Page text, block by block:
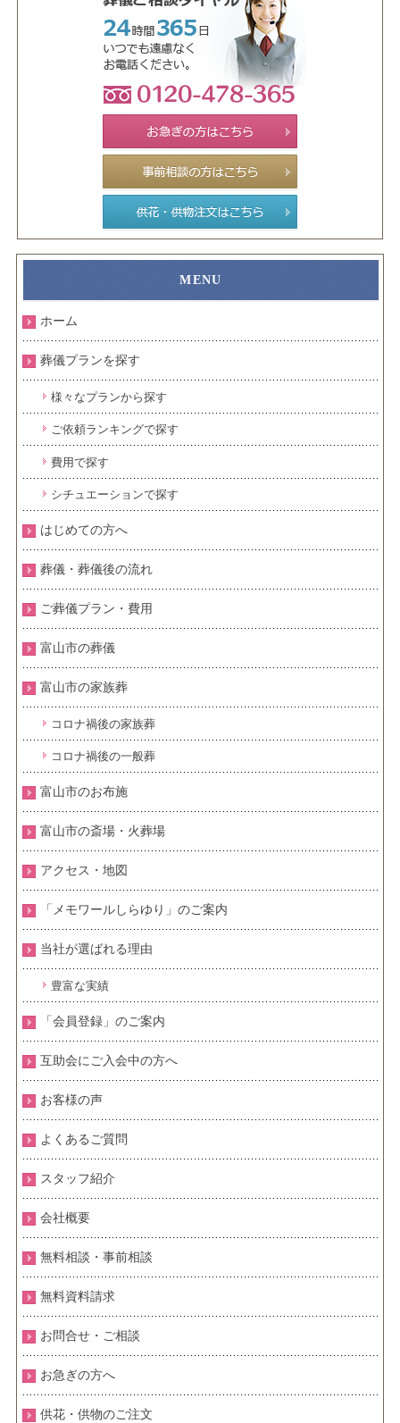
ホーム
葬儀プランを探す
様々なプランから探す
ご依頼ランキングで探す
費用で探す
シチュエーションで探す
はじめての方へ
葬儀・葬儀後の流れ
ご葬儀プラン・費用
富山市の葬儀
富山市の家族葬
コロナ禍後の家族葬
コロナ禍後の一般葬
富山市のお布施
富山市の斎場・火葬場
アクセス・地図
「メモワールしらゆり」のご案内
当社が選ばれる理由
豊富な実績
「会員登録」のご案内
互助会にご入会中の方へ
お客様の声
よくあるご質問
スタッフ紹介
会社概要
無料相談・事前相談
無料資料請求
お問合せ・ご相談
お急ぎの方へ
供花・供物のご注文